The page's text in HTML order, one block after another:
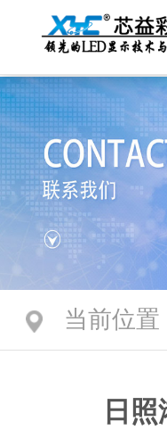
当前位置
日